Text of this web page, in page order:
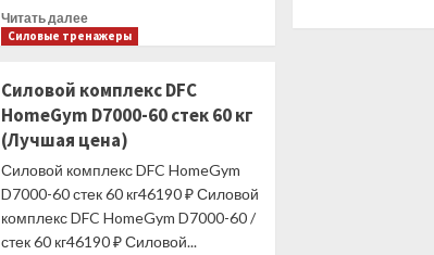
Читать далееПрочитать
больше
гексагональные
DFC
обрезиненная
25
кг
(Лучшая
цена)
Силовые тренажеры
Силовой комплекс DFC
HomeGym D7000-60 стек 60 кг
(Лучшая цена)
Силовой комплекс DFC HomeGym
D7000-60 стек 60 кг46190 ₽ Силовой
комплекс DFC HomeGym D7000-60 /
стек 60 кг46190 ₽ Силовой...